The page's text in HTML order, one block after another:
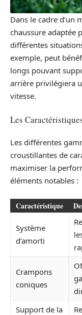
Dans le cadre d’un
chaussure adaptée
différentes
exemple, peut
longs pouvant
arrière privilégiera
vitesse.
Les
Les différentes
croustillantes de
maximiser la
éléments notables :
Caractéristique
Système
d’amorti
Crampons
coniques
Support de la